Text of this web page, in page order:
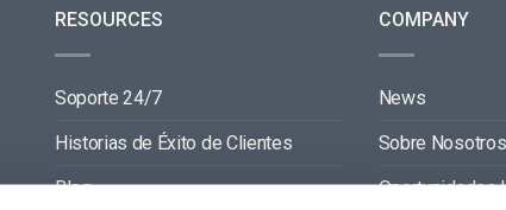
RESOURCES
Soporte 24/7
Historias de Éxito de Clientes
Blog
COMPANY
News
Sobre Nosotros
Oportunidades